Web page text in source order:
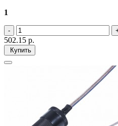
1
502.15 р.
Купить